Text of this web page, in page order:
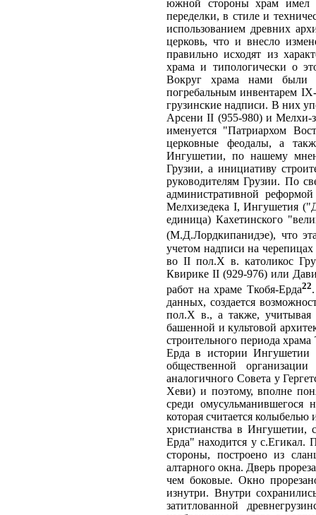
южной стороны храм имел
переделки, в стиле и
использованием древних
церковь, что и внесло
правильно исходят из
храма и типологически о
Вокруг храма нами были
погребальным инвентарем
грузинские надписи. В них
Арсени II (955-980) и Мелхи-
именуется "Патриархом
церковные феодалы, а
Ингушетии, по нашему
Грузии, а инициативу
руководителям Грузии. По
административной
Мелхизедека I, Ингушетия
единица) Кахетинского
(М.Д.Лордкипанидэе), что
учетом надписи на
во II пол.Х в. католикос
Квирике II (929-976) или
работ на храме Ткобя-Ерда22
данных, создается
пол.Х в., а также, учитывая
башенной и культовой
строительного периода
Ерда в истории Ингушетии
общественной
аналогичного Совета у
Хеви) и поэтому, вполне
среди
которая считается
христианства в Ингушетии,
Ерда" находится у с.Егикал.
стороны, построено из
алтарного окна. Дверь
чем боковые. Окно
изнутри. Внутри
затитлованной